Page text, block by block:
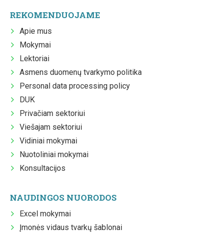
REKOMENDUOJAME
Apie mus
Mokymai
Lektoriai
Asmens duomenų tvarkymo politika
Personal data processing policy
DUK
Privačiam sektoriui
Viešajam sektoriui
Vidiniai mokymai
Nuotoliniai mokymai
Konsultacijos
NAUDINGOS NUORODOS
Excel mokymai
Įmonės vidaus tvarkų šablonai